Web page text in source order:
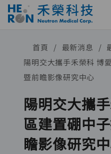
首頁 最新消息
陽明交大攜手禾榮科 博
暨前瞻影像研究中心
陽明交大攜
區建置硼中
瞻影像研究